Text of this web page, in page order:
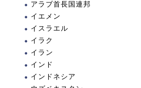
アラブ首長国連邦
イエメン
イスラエル
イラク
イラン
インド
インドネシア